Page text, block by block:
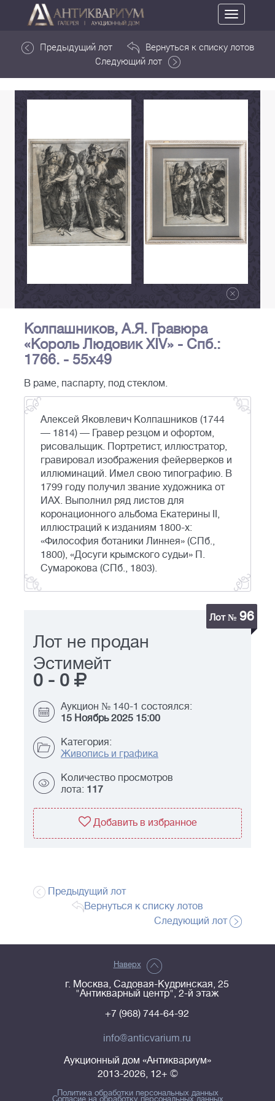
Toggle
navigation
Предыдущий лот
Вернуться к списку лотов
Следующий лот
Колпашников, А.Я. Гравюра
«Король Людовик XIV» - Спб.:
1766. - 55х49
В раме, паспарту, под стеклом.
Алексей Яковлевич Колпашников (1744
— 1814) — Гравер резцом и офортом,
рисовальщик. Портретист, иллюстратор,
гравировал изображения фейерверков и
иллюминаций. Имел свою типографию. В
1799 году получил звание художника от
ИАХ. Выполнил ряд листов для
коронационного альбома Екатерины II,
иллюстраций к изданиям 1800-х:
«Философия ботаники Линнея» (СПб.,
1800), «Досуги крымского судьи» П.
Сумарокова (СПб., 1803).
Лот № 96
Лот не продан
Эстимейт
0 - 0
Аукцион № 140-1 состоялся:
15 Ноябрь 2025 15:00
Категория:
Живопись и графика
Количество просмотров
лота: 117
Добавить в избранное
Предыдущий лот
Вернуться к списку лотов
Следующий лот
Наверх
г. Москва, Садовая-Кудринская, 25
"Антикварный центр", 2-й этаж
+7 (968) 744-64-92
info@anticvarium.ru
Аукционный дом «Антиквариум»
2013-2026, 12+ ©
Политика обработки персональных данных
Согласие на обработку персональных данных